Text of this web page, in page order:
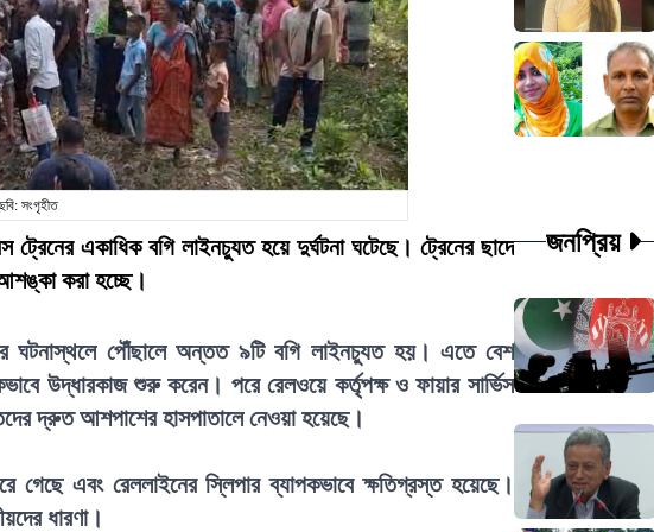
ছবি: সংগৃহীত
ট্রেনের একাধিক বগি লাইনচ্যুত হয়ে দুর্ঘটনা ঘটেছে। ট্রেনের ছাদে
করা হচ্ছে।
ঘটনাস্থলে পৌঁছালে অন্তত ৯টি বগি লাইনচ্যুত হয়। এতে বেশ
উদ্ধারকাজ শুরু করেন। পরে রেলওয়ে কর্তৃপক্ষ ও ফায়ার সার্ভিস
দ্রুত আশপাশের হাসপাতালে নেওয়া হয়েছে।
এবং রেললাইনের স্লিপার ব্যাপকভাবে ক্ষতিগ্রস্ত হয়েছে।
ধারণা।
জনপ্রিয়